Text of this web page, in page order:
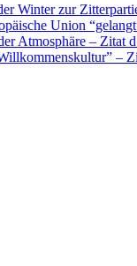
Winter zur
Union
Atmosphäre – Zitat
–